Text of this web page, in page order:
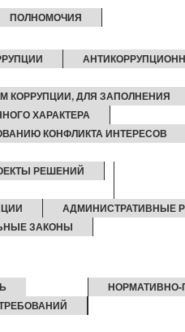
ПОЛНОМОЧИЯ
КОРРУПЦИИ, ДЛЯ ЗАПОЛНЕНИЯ
ХАРАКТЕРА
КОНФЛИКТА ИНТЕРЕСОВ
РЕШЕНИЙ
АДМИНИСТРАТИВНЫЕ
ЗАКОНЫ